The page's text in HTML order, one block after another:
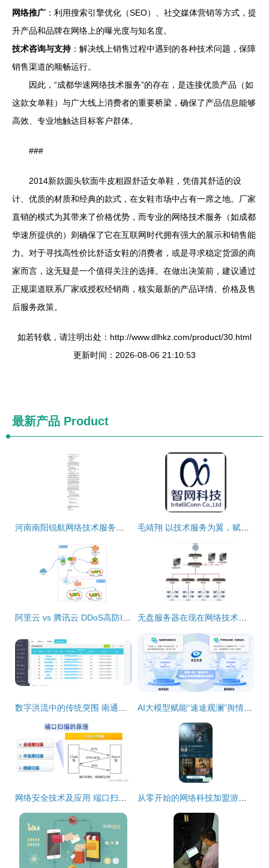
网络推广 ：利用搜索引擎优化（SEO）、社交媒体营销等方式，提
升产品和品牌在网络上的曝光度与知名度。
技术咨询与支持：解决线上销售过程中遇到的各种技术问题，保障
销售渠道的顺畅运行。
因此，“成都华速网络技术服务”的存在，是连接优质产品（如
这款女单鞋）与广大线上消费者的重要桥梁，确保了产品信息能够
高效、专业地触达目标客户群体。
###
2014新款圆头软面牛皮粗跟舒适女单鞋，凭借其舒适的设
计、优质的材质和经典的款式，在女鞋市场中占有一席之地。厂家
直销的模式为其带来了价格优势，而专业的网络技术服务（如成都
华速所提供的）则确保了它在互联网时代拥有强大的展示和销售能
力。对于寻找高性价比舒适女鞋的消费者，或是寻求稳定货源的商
家而言，这无疑是一个值得关注的选择。在做出决策前，建议通过
正规渠道联系厂家或授权经销商，核实最新的产品详情、价格及售
后服务政策。
如若转载，请注明出处：http://www.dlhkz.com/product/30.html
更新时间：2026-08-06 21:10:53
最新产品 Product